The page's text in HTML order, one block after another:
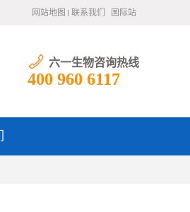
网站地图 联系我们 国际站
六一生物咨询热线
400 960 6117